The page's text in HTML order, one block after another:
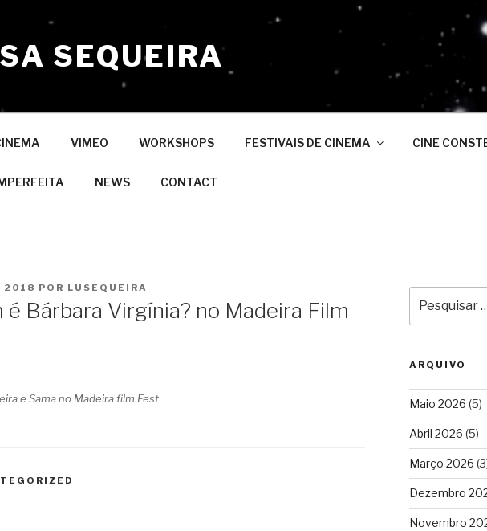
SEQUEIRA
VIMEO WORKSHOPS FESTIVAIS DE CINEMA CINE
NEWS CONTACT
2018 POR LUSEQUEIRA
é Bárbara Virgínia? no Madeira Film
e Sama no Madeira film Fest
por:
ARQUIVO
Maio 2026 (5)
Abril 2026 (5)
Março 2026
Dezembro
Novembro